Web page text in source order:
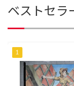
ベストセラ